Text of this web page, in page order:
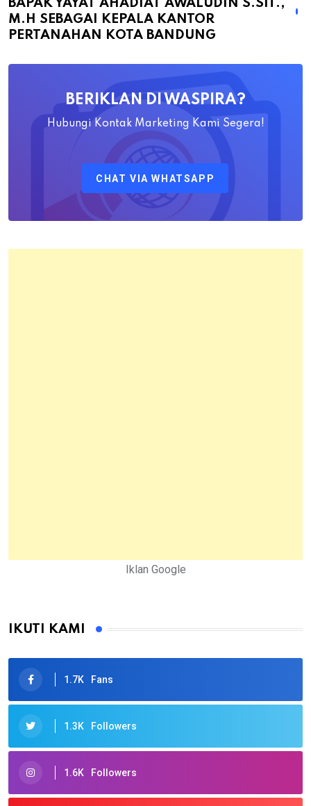
Dilantiknya
Bapak
Ahadiat
Pertanahan
Kota
BAPAK YAYAT AHADIAT AWALUDIN S.SIT.,
M.H SEBAGAI KEPALA KANTOR
PERTANAHAN KOTA BANDUNG
BERIKLAN DI WASPIRA?
Hubungi Kontak Marketing Kami Segera!
CHAT VIA WHATSAPP
Iklan Google
IKUTI KAMI
1.7K Fans
1.3K Followers
1.6K Followers